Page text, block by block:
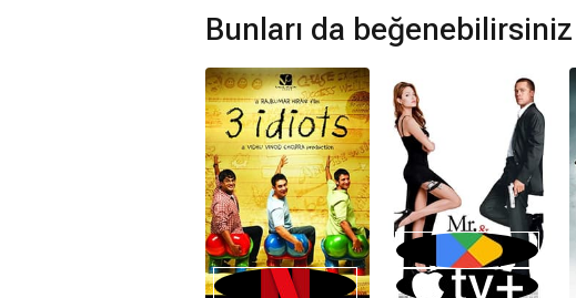
Bunları da beğenebilirsiniz